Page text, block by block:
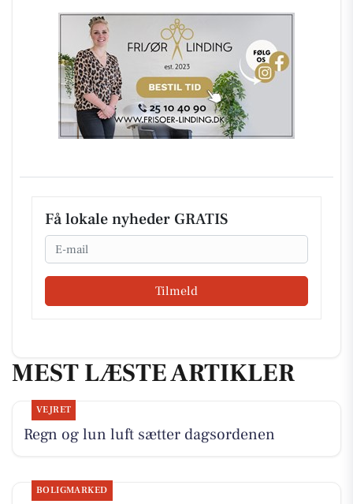
Få lokale nyheder GRATIS
Email
Tilmeld
MEST LÆSTE ARTIKLER
VEJRET
Regn og lun luft sætter dagsordenen
BOLIGMARKED